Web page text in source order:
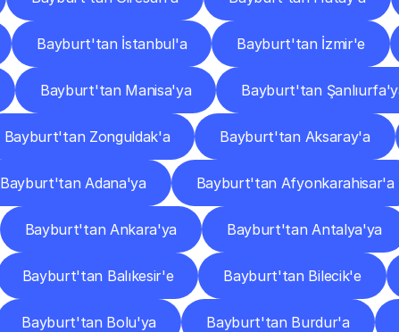
Bayburt'tan İstanbul'a Bayburt'tan İzmir'e
Bayburt'tan Manisa'ya Bayburt'tan
Bayburt'tan Zonguldak'a Bayburt'tan Aksaray'a
Bayburt'tan Adana'ya Bayburt'tan Afyonkarahisar'a
Bayburt'tan Ankara'ya Bayburt'tan Antalya'ya
Bayburt'tan Balıkesir'e Bayburt'tan Bilecik'e
Bayburt'tan Bolu'ya Bayburt'tan Burdur'a